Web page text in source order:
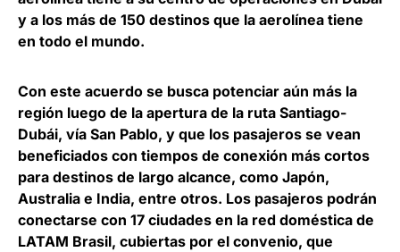
y a los más de 150 destinos que la aerolínea tiene
en todo el mundo.
Con este acuerdo se busca potenciar aún más la
región luego de la apertura de la ruta Santiago-
Dubái, vía San Pablo, y que los pasajeros se vean
beneficiados con tiempos de conexión más cortos
para destinos de largo alcance, como Japón,
Australia e India, entre otros. Los pasajeros podrán
conectarse con 17 ciudades en la red doméstica de
LATAM Brasil, cubiertas por el convenio, que